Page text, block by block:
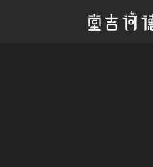
27考研|法语翻硕系统班